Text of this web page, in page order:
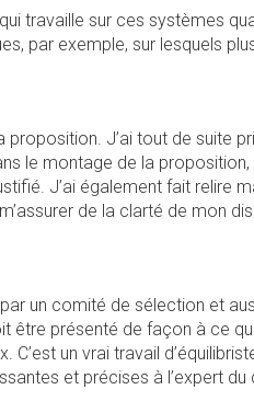
travaille sur ces systèmes
par exemple, sur lesquels
J’ai tout de suite
le montage de la
J’ai également fait relire
de la clarté de mon
un comité de sélection et
présenté de façon à ce
un vrai travail
et précises à l’expert du